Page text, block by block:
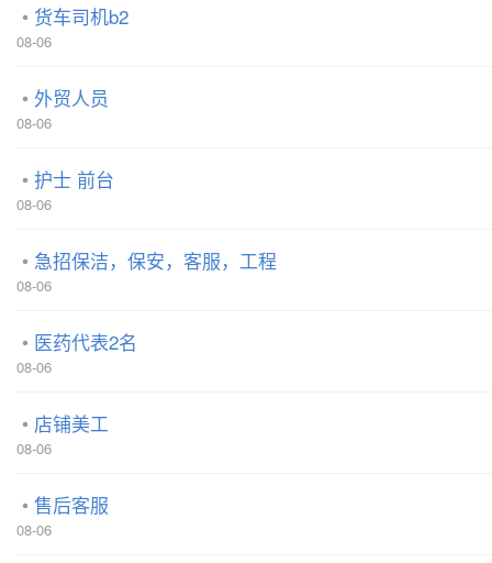
货车司机b2
08-06
外贸人员
08-06
护士 前台
08-06
急招保洁，保安，客服，工程
08-06
医药代表2名
08-06
店铺美工
08-06
售后客服
08-06